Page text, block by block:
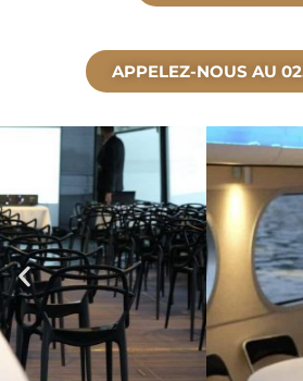
APPELEZ-NOUS AU